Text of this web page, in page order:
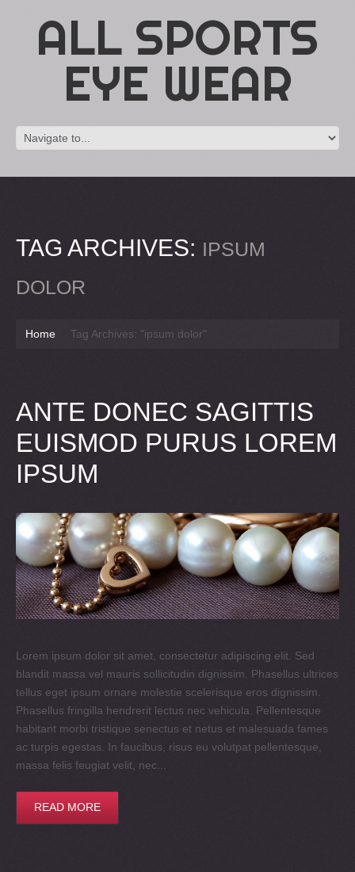
ALL SPORTS
EYE WEAR
TAG ARCHIVES: IPSUM
DOLOR
Home Tag Archives: "ipsum dolor"
ANTE DONEC SAGITTIS
EUISMOD PURUS LOREM
IPSUM
Lorem ipsum dolor sit amet, consectetur adipiscing elit. Sed
blandit massa vel mauris sollicitudin dignissim. Phasellus ultrices
tellus eget ipsum ornare molestie scelerisque eros dignissim.
Phasellus fringilla hendrerit lectus nec vehicula. Pellentesque
habitant morbi tristique senectus et netus et malesuada fames
ac turpis egestas. In faucibus, risus eu volutpat pellentesque,
massa felis feugiat velit, nec...
READ MORE